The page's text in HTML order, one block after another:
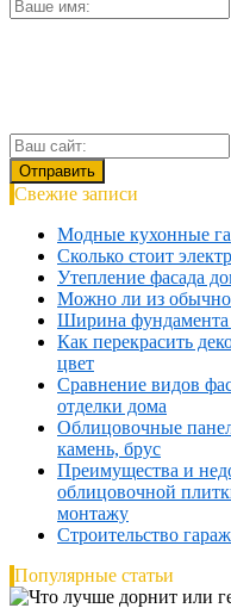
Свежие записи
Модные кухонные
Сколько стоит
Утепление фасада
Можно ли из
Ширина фундамента
Как перекрасить
цвет
Сравнение видов
отделки дома
Облицовочные
камень, брус
Преимущества и
облицовочной
монтажу
Строительство
Популярные статьи